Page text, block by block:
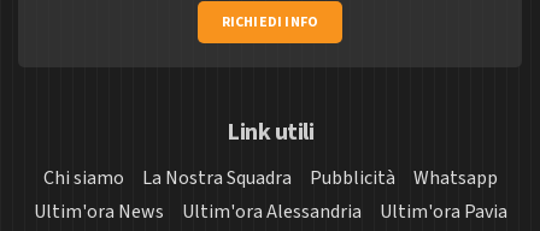
RICHIEDI INFO
Link utili
Chi siamo La Nostra Squadra Pubblicità
Whatsapp
Ultim'ora News
Ultim'ora Alessandria
Ultim'ora Pavia